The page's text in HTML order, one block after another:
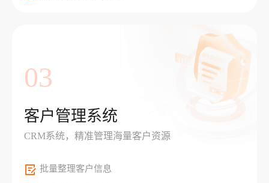
03
客户管理系统
CRM系统，精准管理海量客户资源
批量整理客户信息